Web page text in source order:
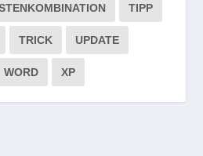
TIPP
TRICK UPDATE
WORD XP